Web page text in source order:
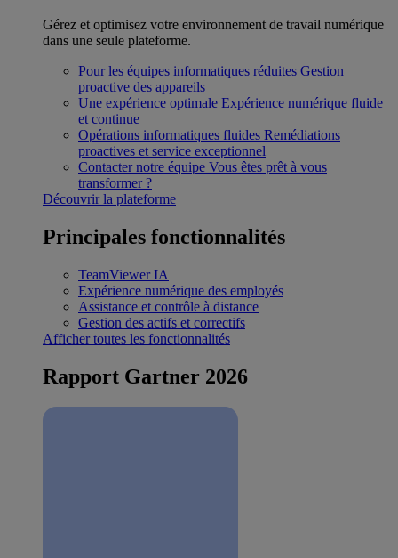
Gérez et optimisez votre environnement de travail numérique
dans une seule plateforme.
Pour les équipes informatiques réduites Gestion
proactive des appareils
Une expérience optimale Expérience numérique fluide
et continue
Opérations informatiques fluides Remédiations
proactives et service exceptionnel
Contacter notre équipe Vous êtes prêt à vous
transformer ?
Découvrir la plateforme
Principales fonctionnalités
TeamViewer IA
Expérience numérique des employés
Assistance et contrôle à distance
Gestion des actifs et correctifs
Afficher toutes les fonctionnalités
Rapport Gartner 2026